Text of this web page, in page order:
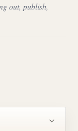
out, publish,